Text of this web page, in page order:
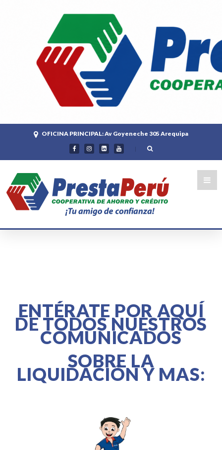
OFICINA PRINCIPAL: Av Goyeneche 305 Arequipa
ENTÉRATE POR AQUÍ
DE TODOS NUESTROS
COMUNICADOS
SOBRE LA
LIQUIDACIÓNY MAS: